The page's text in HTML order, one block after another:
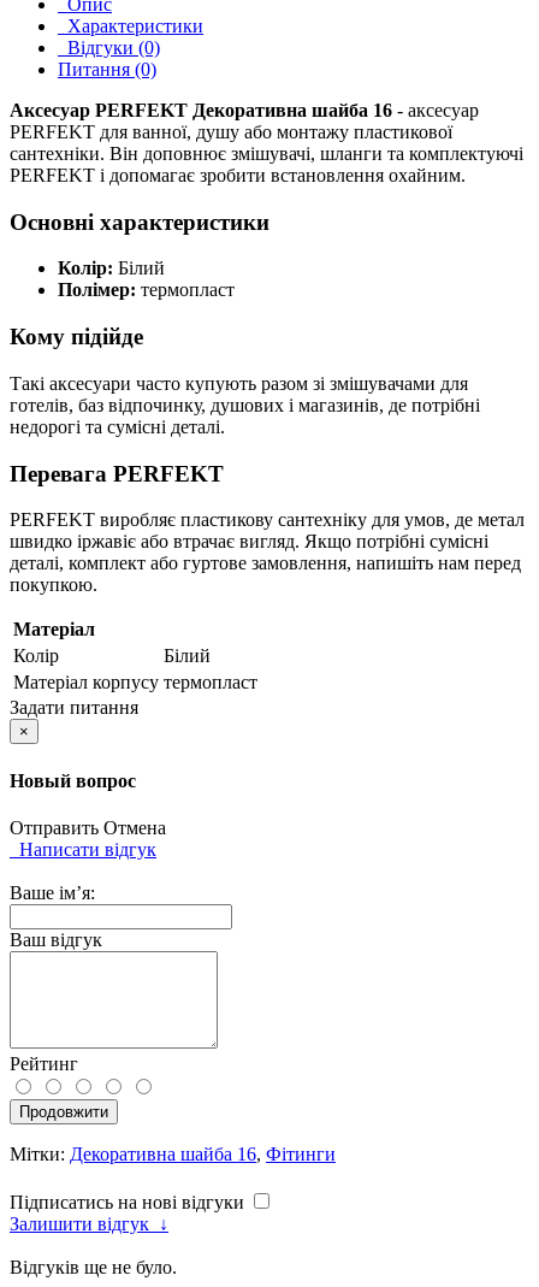
Опис
Характеристики
Відгуки (0)
Питання (0)
Аксесуар PERFEKT Декоративна шайба 16 - аксесуар
PERFEKT для ванної, душу або монтажу пластикової
сантехніки. Він доповнює змішувачі, шланги та комплектуючі
PERFEKT і допомагає зробити встановлення охайним.
Основні характеристики
Колір: Білий
Полімер: термопласт
Кому підійде
Такі аксесуари часто купують разом зі змішувачами для
готелів, баз відпочинку, душових і магазинів, де потрібні
недорогі та сумісні деталі.
Перевага PERFEKT
PERFEKT виробляє пластикову сантехніку для умов, де метал
швидко іржавіє або втрачає вигляд. Якщо потрібні сумісні
деталі, комплект або гуртове замовлення, напишіть нам перед
покупкою.
Матеріал
Колір
Білий
Матеріал корпусу термопласт
Задати питання
×
Новый вопрос
Отправить Отмена
Написати відгук
Ваше ім’я:
Ваш відгук
Рейтинг
Продовжити
Мітки: Декоративна шайба 16, Фітинги
Підписатись на нові відгуки
Залишити відгук ↓
Відгуків ще не було.